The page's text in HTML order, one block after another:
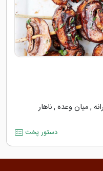
,میان وعده ,ناهار
دستور پخت